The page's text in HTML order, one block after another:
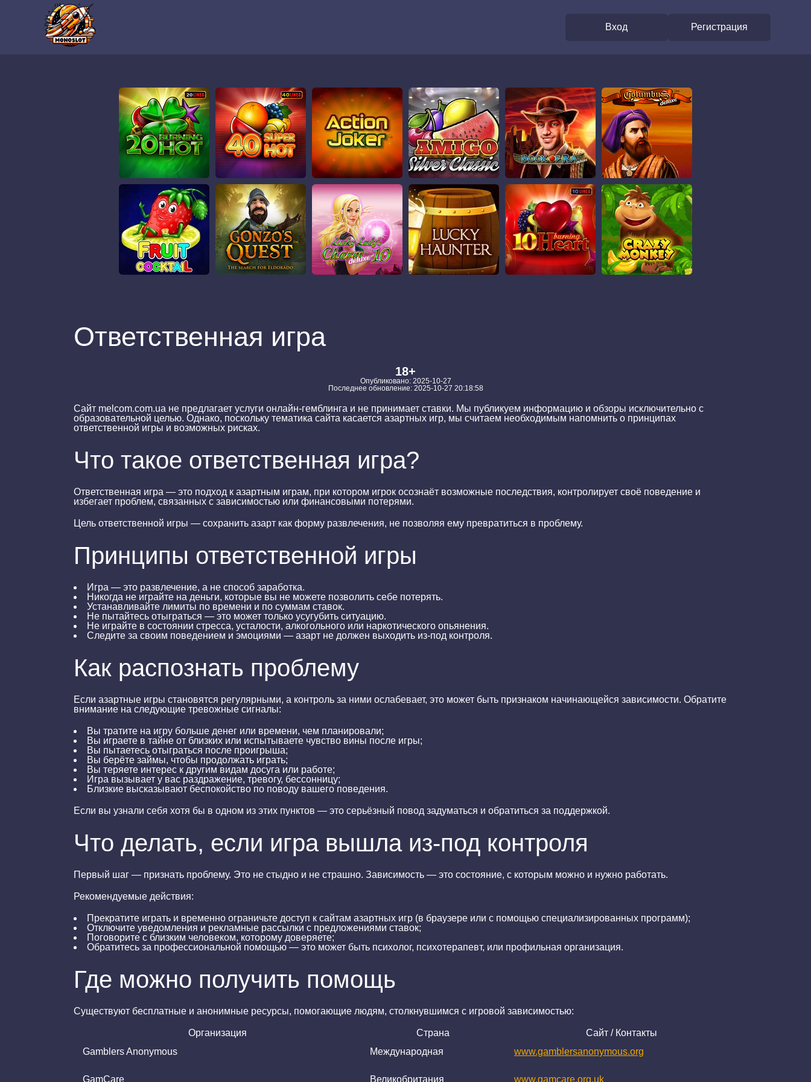
Вход Регистрация
Ответственная игра
18+
Опубликовано: 2025-10-27
Последнее обновление: 2025-10-27 20:18:58
Сайт melcom.com.ua не предлагает услуги онлайн-гемблинга и не принимает ставки. Мы публикуем информацию и обзоры исключительно с
образовательной целью. Однако, поскольку тематика сайта касается азартных игр, мы считаем необходимым напомнить о принципах
ответственной игры и возможных рисках.
Что такое ответственная игра?
Ответственная игра — это подход к азартным играм, при котором игрок осознаёт возможные последствия, контролирует своё поведение и
избегает проблем, связанных с зависимостью или финансовыми потерями.
Цель ответственной игры — сохранить азарт как форму развлечения, не позволяя ему превратиться в проблему.
Принципы ответственной игры
Игра — это развлечение, а не способ заработка.
Никогда не играйте на деньги, которые вы не можете позволить себе потерять.
Устанавливайте лимиты по времени и по суммам ставок.
Не пытайтесь отыграться — это может только усугубить ситуацию.
Не играйте в состоянии стресса, усталости, алкогольного или наркотического опьянения.
Следите за своим поведением и эмоциями — азарт не должен выходить из-под контроля.
Как распознать проблему
Если азартные игры становятся регулярными, а контроль за ними ослабевает, это может быть признаком начинающейся зависимости. Обратите
внимание на следующие тревожные сигналы:
Вы тратите на игру больше денег или времени, чем планировали;
Вы играете в тайне от близких или испытываете чувство вины после игры;
Вы пытаетесь отыграться после проигрыша;
Вы берёте займы, чтобы продолжать играть;
Вы теряете интерес к другим видам досуга или работе;
Игра вызывает у вас раздражение, тревогу, бессонницу;
Близкие высказывают беспокойство по поводу вашего поведения.
Если вы узнали себя хотя бы в одном из этих пунктов — это серьёзный повод задуматься и обратиться за поддержкой.
Что делать, если игра вышла из-под контроля
Первый шаг — признать проблему. Это не стыдно и не страшно. Зависимость — это состояние, с которым можно и нужно работать.
Рекомендуемые действия:
Прекратите играть и временно ограничьте доступ к сайтам азартных игр (в браузере или с помощью специализированных программ);
Отключите уведомления и рекламные рассылки с предложениями ставок;
Поговорите с близким человеком, которому доверяете;
Обратитесь за профессиональной помощью — это может быть психолог, психотерапевт, или профильная организация.
Где можно получить помощь
Существуют бесплатные и анонимные ресурсы, помогающие людям, столкнувшимся с игровой зависимостью:
Организация Страна
Сайт / Контакты
Gamblers Anonymous
Международная www.gamblersanonymous.org
GamCare Великобритания www.gamcare.org.uk